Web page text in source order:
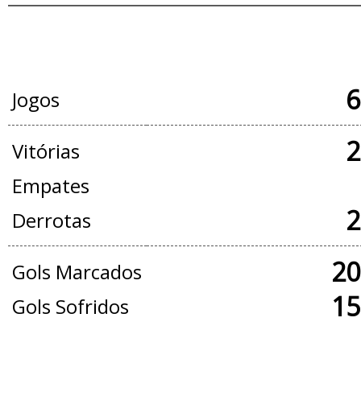
Jogos
Vitórias
Empates
Derrotas
Gols Marcados
Gols Sofridos